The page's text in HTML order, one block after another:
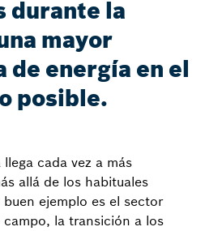
durante la
mayor
energía en el
posible.
cada vez a más
allá de los habituales
ejemplo es el sector
campo, la transición a los